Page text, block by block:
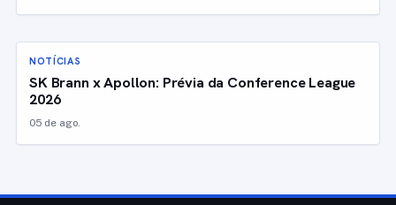
NOTÍCIAS
SK Brann x Apollon: Prévia da Conference League
2026
05 de ago.